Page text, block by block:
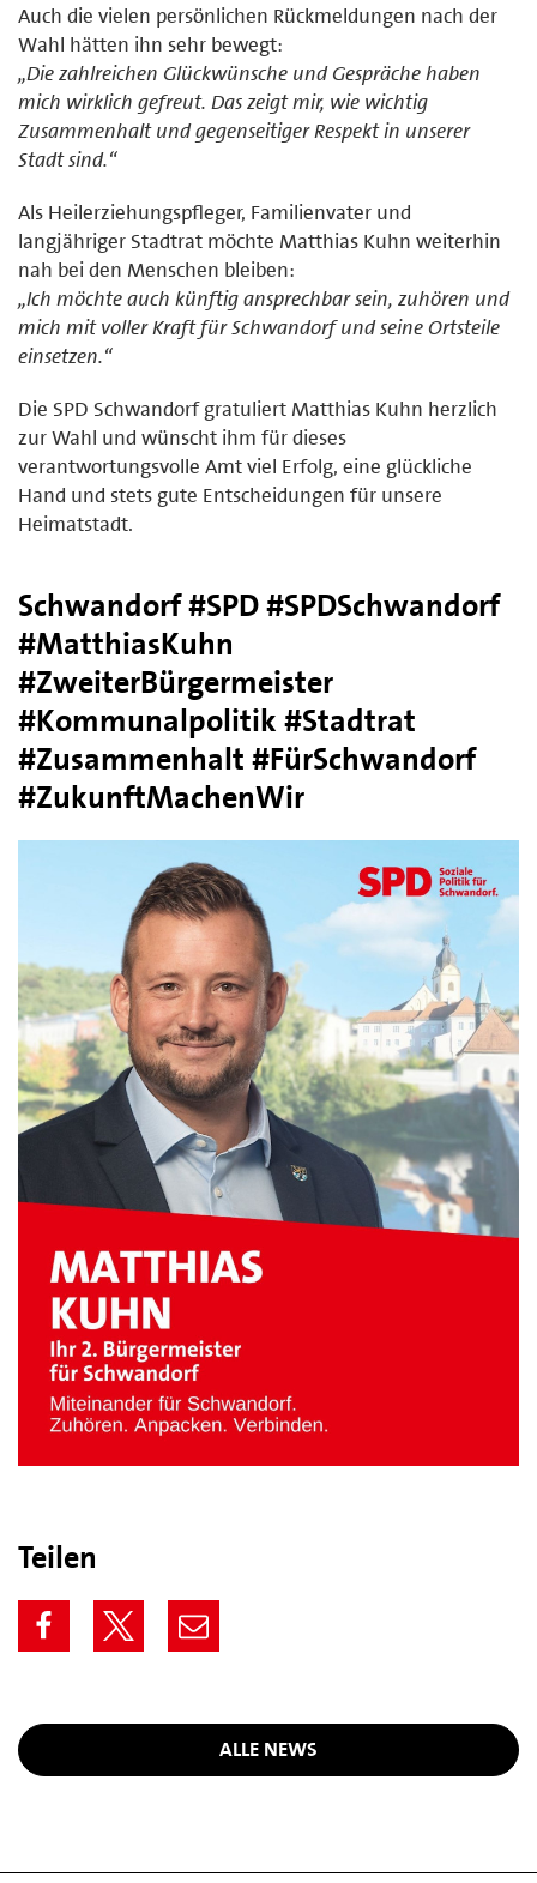
Auch die vielen persönlichen Rückmeldungen nach der
Wahl hätten ihn sehr bewegt:
„Die zahlreichen Glückwünsche und Gespräche haben
mich wirklich gefreut. Das zeigt mir, wie wichtig
Zusammenhalt und gegenseitiger Respekt in unserer
Stadt sind.“
Als Heilerziehungspfleger, Familienvater und
langjähriger Stadtrat möchte Matthias Kuhn weiterhin
nah bei den Menschen bleiben:
„Ich möchte auch künftig ansprechbar sein, zuhören und
mich mit voller Kraft für Schwandorf und seine Ortsteile
einsetzen.“
Die SPD Schwandorf gratuliert Matthias Kuhn herzlich
zur Wahl und wünscht ihm für dieses
verantwortungsvolle Amt viel Erfolg, eine glückliche
Hand und stets gute Entscheidungen für unsere
Heimatstadt.
Schwandorf #SPD #SPDSchwandorf
#MatthiasKuhn
#ZweiterBürgermeister
#Kommunalpolitik #Stadtrat
#Zusammenhalt #FürSchwandorf
#ZukunftMachenWir
Teilen
ALLE NEWS